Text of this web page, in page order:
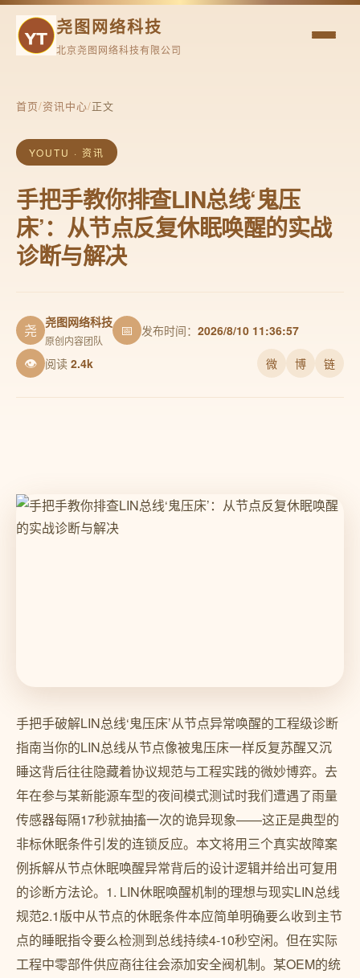
尧图网络科技
北京尧图网络科技有限公司
首页/资讯中心/正文
YOUTU · 资讯
手把手教你排查LIN总线‘鬼压
床’：从节点反复休眠唤醒的实战
诊断与解决
尧 尧图网络科技
原创内容团队
📅 发布时间： 2026/8/10 11:36:57
👁 阅读 2.4k 微 博 链
手把手破解LIN总线‘鬼压床’从节点异常唤醒的工程级诊断
指南当你的LIN总线从节点像被鬼压床一样反复苏醒又沉
睡这背后往往隐藏着协议规范与工程实践的微妙博弈。去
年在参与某新能源车型的夜间模式测试时我们遭遇了雨量
传感器每隔17秒就抽搐一次的诡异现象——这正是典型的
非标休眠条件引发的连锁反应。本文将用三个真实故障案
例拆解从节点休眠唤醒异常背后的设计逻辑并给出可复用
的诊断方法论。1. LIN休眠唤醒机制的理想与现实LIN总线
规范2.1版中从节点的休眠条件本应简单明确要么收到主节
点的睡眠指令要么检测到总线持续4-10秒空闲。但在实际
工程中零部件供应商往往会添加安全阀机制。某OEM的统